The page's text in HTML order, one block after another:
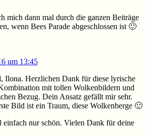
mich dann mal durch die ganzen Beiträge
wenn Bees Parade abgeschlossen ist 🙂
um 13:45
Ilona. Herzlichen Dank für diese lyrische
mit tollen Wolkenbildern und
Bezug. Dein Ansatz gefällt mir sehr.
Bild ist ein Traum, diese Wolkenberge 🙂
einfach nur schön. Vielen Dank für deine